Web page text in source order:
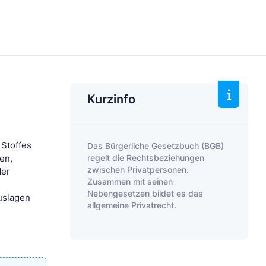
Kurzinfo
Das Bürgerliche Gesetzbuch (BGB)
regelt die Rechtsbeziehungen
zwischen Privatpersonen.
Zusammen mit seinen
Nebengesetzen bildet es das
allgemeine Privatrecht.